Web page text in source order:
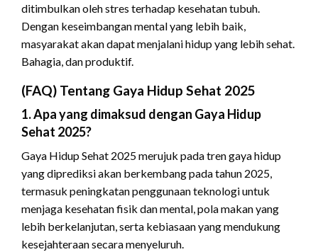
ditimbulkan oleh stres terhadap kesehatan tubuh.
Dengan keseimbangan mental yang lebih baik,
masyarakat akan dapat menjalani hidup yang lebih sehat.
Bahagia, dan produktif.
(FAQ) Tentang Gaya Hidup Sehat 2025
1. Apa yang dimaksud dengan Gaya Hidup
Sehat 2025?
Gaya Hidup Sehat 2025 merujuk pada tren gaya hidup
yang diprediksi akan berkembang pada tahun 2025,
termasuk peningkatan penggunaan teknologi untuk
menjaga kesehatan fisik dan mental, pola makan yang
lebih berkelanjutan, serta kebiasaan yang mendukung
kesejahteraan secara menyeluruh.